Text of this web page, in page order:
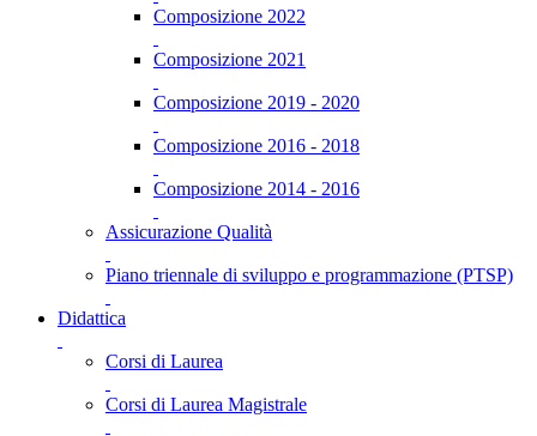
Composizione 2022
Composizione 2021
Composizione 2019 - 2020
Composizione 2016 - 2018
Composizione 2014 - 2016
Assicurazione Qualità
Piano triennale di sviluppo e programmazione (PTSP)
Didattica
Corsi di Laurea
Corsi di Laurea Magistrale